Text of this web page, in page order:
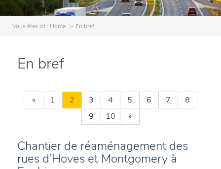
Vous êtes ici : Home En bref
En bref
« 1 2 3 4 5 6 7
8
9
10 »
Chantier de réaménagement des
rues d’Hoves et Montgomery à